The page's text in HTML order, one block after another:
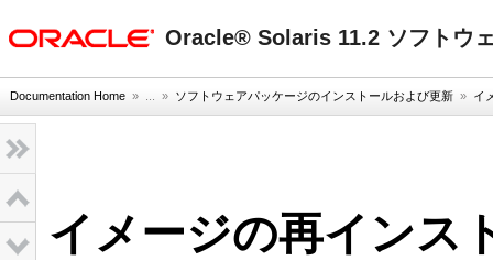
Oracle® Solaris 11.2 ソフトウ
Documentation Home » ... » ソフトウェアパッケージのインストールおよび更新 » イ
イメージの再インス